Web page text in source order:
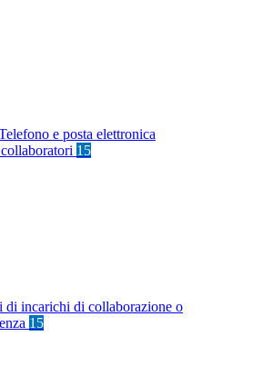
e posta elettronica
15
di incarichi di collaborazione o
15